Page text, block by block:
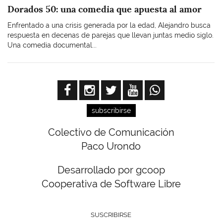
Dorados 50: una comedia que apuesta al amor
Enfrentado a una crisis generada por la edad, Alejandro busca
respuesta en decenas de parejas que llevan juntas medio siglo.
Una comedia documental...
subscribirse
Colectivo de Comunicación
Paco Urondo
Desarrollado por gcoop
Cooperativa de Software Libre
SUSCRIBIRSE